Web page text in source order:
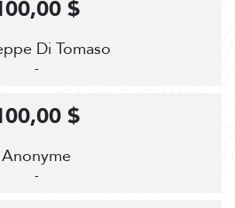
Di Tomaso
-
$
Anonyme
-
$